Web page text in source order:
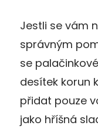
Jestli se vám
správným
se
desítek korun
přidat pouze
jako hříšná